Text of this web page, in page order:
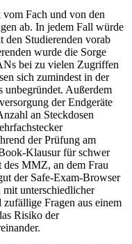
vom Fach und von den
ab. In jedem Fall würde
den Studierenden vorab
wurde die Sorge
bei zu vielen Zugriffen
sich zumindest in der
unbegründet. Außerdem
der Endgeräte
an Steckdosen
der Prüfung am
Klausur für schwer
MMZ, an dem Frau
der Safe-Exam-Browser
unterschiedlicher
Fragen aus einem
Risiko der